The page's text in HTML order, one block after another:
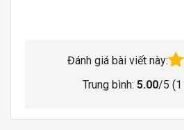
Đánh giá bài viết này:
Trung bình: 5.00/5 (1